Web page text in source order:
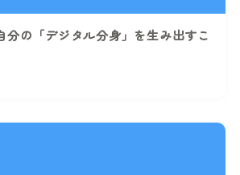
分の「デジタル分身」を生み出すこ